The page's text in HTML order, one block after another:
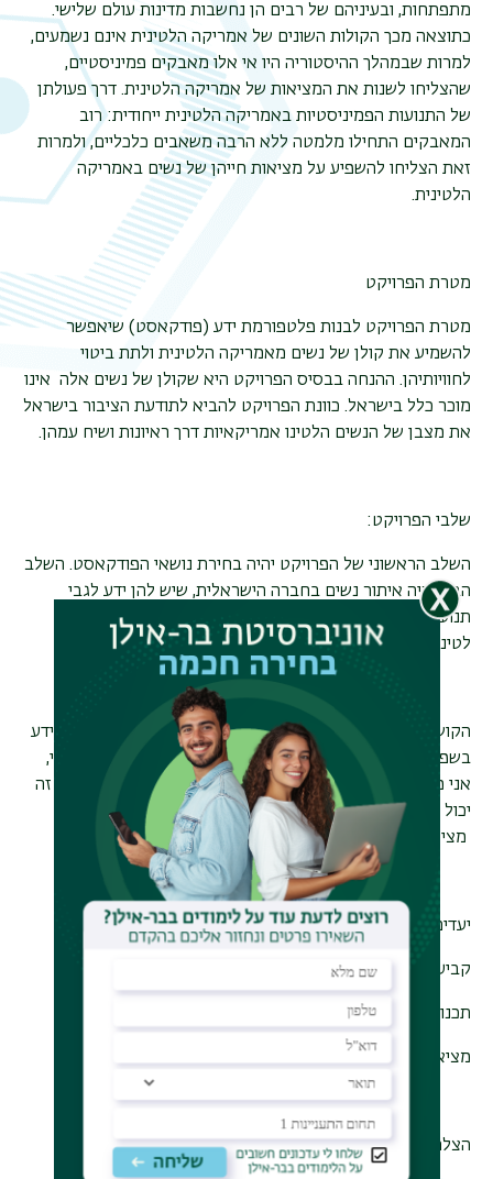
מתפתחות, ובעיניהם של רבים הן נחשבות מדינות עולם שלישי.
כתוצאה מכך הקולות השונים של אמריקה הלטינית אינם נשמעים,
למרות שבמהלך ההיסטוריה היו אי אלו מאבקים פמיניסטיים,
שהצליחו לשנות את המציאות של אמריקה הלטינית. דרך פעולתן
של התנועות הפמיניסטיות באמריקה הלטינית ייחודית: רוב
המאבקים התחילו מלמטה ללא הרבה משאבים כלכליים, ולמרות
זאת הצליחו להשפיע על מציאות חייהן של נשים באמריקה
הלטינית.
מטרת הפרויקט
מטרת הפרויקט לבנות פלטפורמת ידע (פודקאסט) שיאפשר
להשמיע את קולן של נשים מאמריקה הלטינית ולתת ביטוי
לחוויותיהן. ההנחה בבסיס הפרויקט היא שקולן של נשים אלה אינו
מוכר כלל בישראל. כוונת הפרויקט להביא לתודעת הציבור בישראל
את מצבן של הנשים הלטינו אמריקאיות דרך ראיונות ושיח עמהן.
שלבי הפרויקט:
השלב הראשוני של הפרויקט יהיה בחירת נושאי הפודקאסט. השלב
הבא יהיה איתור נשים בחברה הישראלית, שיש להן ידע לגבי
תנועות נשים באמריקה הלטינית ( עולות ממדינות אמריקה
לטינית) שיכולות לקחת חלק בפודקאסט.
הקושי האישי שלי ביצירת הפרויקט הוא השפה. למרות שיש לי ידע
בשפה, ואני מבין היטב את השפה, הדיבור שלי אינו רהוט לגמרי,
אני מדבר בהרבה שגיאות, והמבטא הזר שלי מאוד בולט. קושי זה
יכול להשפיע על איכות הפודקאסט. קושי נוסף הוא קושי טכני:
מציאת מקום מתאים להקליט בו את הפודקטסט.
יעדים:
קביעת הנושאים
תכנון הכיוון הכללי של הפודקאסט
מציאת פלטפורמה בה אוכל להיפגש עם המרואיינות.
הצלחות: